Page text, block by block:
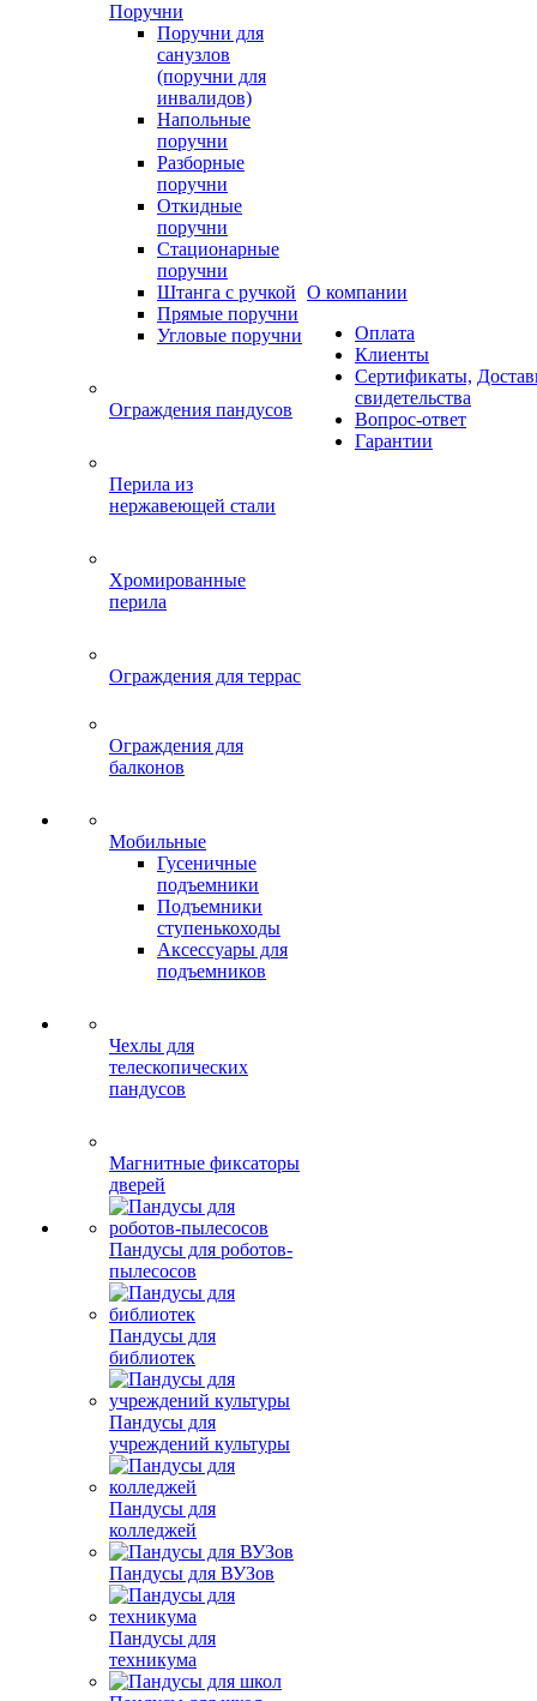
Поручни
Поручни для
санузлов
(поручни для
инвалидов)
Напольные
поручни
Разборные
поручни
Откидные
поручни
Стационарные
поручни
Штанга с ручкой
Прямые поручни
Угловые поручни
Ограждения пандусов
Перила из
нержавеющей стали
Хромированные
перила
Ограждения для террас
Ограждения для
балконов
Мобильные
Гусеничные
подъемники
Подъемники
ступенькоходы
Аксессуары для
подъемников
Чехлы для
телескопических
пандусов
Магнитные фиксаторы
дверей
Пандусы для роботов-
пылесосов
Пандусы для
библиотек
Пандусы для
учреждений культуры
Пандусы для
колледжей
Пандусы для ВУЗов
Пандусы для
техникума
О компании
Оплата
Клиенты
Сертификаты,
свидетельства
Вопрос-ответ
Гарантии